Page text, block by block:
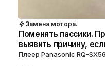
Замена мотора.
Поменять пассики.
выявить причину,
Плеер Panasonic RQ-SX56